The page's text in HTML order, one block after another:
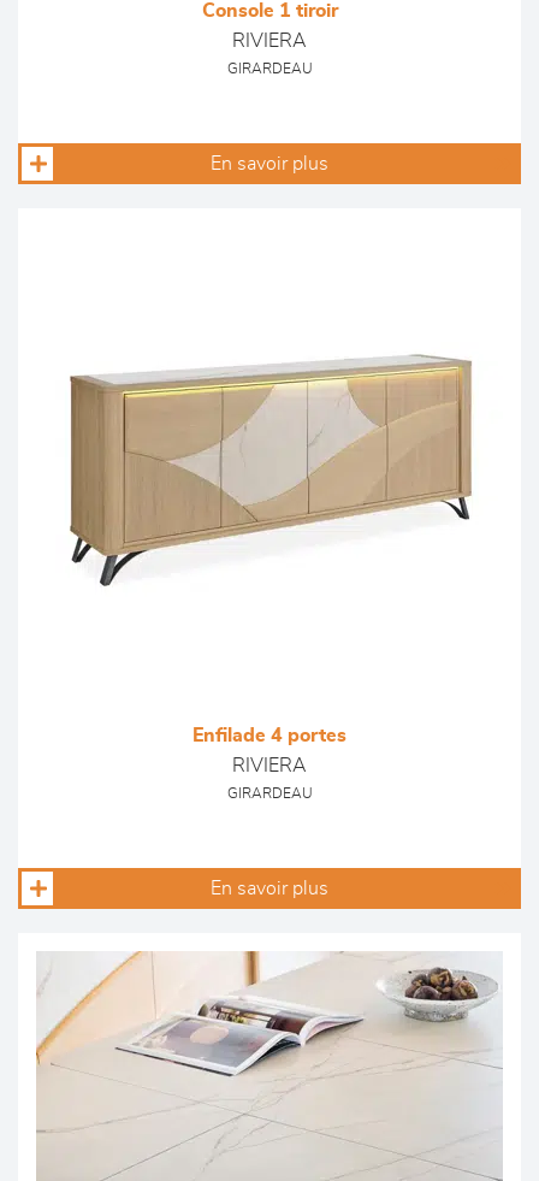
Console 1 tiroir
RIVIERA
GIRARDEAU
En savoir plus
Enfilade 4 portes
RIVIERA
GIRARDEAU
En savoir plus